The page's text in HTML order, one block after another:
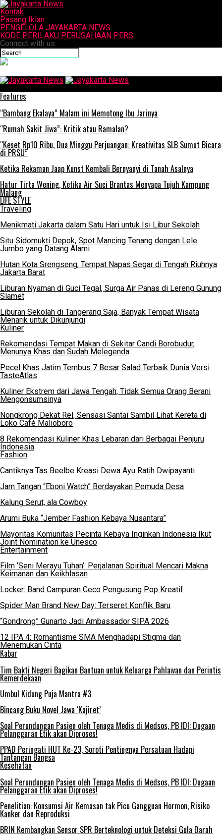
Kontak
Pasang Iklan
PENGELOLA JAYAKARTA NEWS
KODE PERILAKU PERUSAHAAN PERS
Connect with us
Features
“Bambang Ekalaya” Malam ini Memotong Ibu Jarinya
“Rumah Sakit Jiwa”: Kritik atau Ramalan?
“Keset Rp10 Ribu, Dua Minggu Perjuangan: Kreativitas SLB Sumut Bicara
di PRSU”
Ketika Rekaman Jaap Kunst Kembali Bernyanyi di Tanah Asalnya
Hatur Tirta Wening, Ketika Air Suci Brantas Menyapa Tujuh Kampung
Malang
LIFE STYLE
Traveling
Menikmati Jakarta dalam Satu Hari untuk Isi Libur Sekolah
Situ Sidomukti Depok, Spot Mancing Tenang dengan Lele
Jumbo yang Datang Alami
Hutan Kota Srengseng, Tempat Napas Segar di Tengah Riuhnya
Jakarta Barat
Liburan Nyaman di Guci Tegal, Surga Air Panas di Lereng Gunung
Slamet
Liburan Sekolah di Tangerang Saja, Banyak Tempat Wisata
Menarik untuk Dikunjungi
Kuliner
Rekomendasi Tempat Makan di Sekitar Candi Borobudur,
Menunya Khas dan Sudah Melegenda
Pecel Khas Jatim Tembus 7 Besar Salad Terbaik Dunia Versi
TasteAtlas
Kuliner Ekstrem dari Jawa Tengah, Tidak Semua Orang Berani
Mengonsumsinya
Nongkrong Dekat Rel, Sensasi Santai Sambil Lihat Kereta di
Loko Café Malioboro
8 Rekomendasi Kuliner Khas Lebaran dari Berbagai Penjuru
Indonesia
Fashion
Cantiknya Tas Beelbe Kreasi Dewa Ayu Ratih Dwipayanti
Jam Tangan “Eboni Watch” Berdayakan Pemuda Desa
Kalung Serut, ala Cowboy
Arumi Buka “Jember Fashion Kebaya Nusantara”
Mayoritas Komunitas Pecinta Kebaya Inginkan Indonesia Ikut
Joint Nomination ke Unesco
Entertainment
Film ‘Seni Merayu Tuhan’: Perjalanan Spiritual Mencari Makna
Keimanan dan Keikhlasan
Locker: Band Campuran Ceco Pengusung Pop Kreatif
Spider Man Brand New Day: Terseret Konflik Baru
“Gondrong” Gunarto Jadi Ambassador SIPA 2026
12 IPA 4: Romantisme SMA Menghadapi Stigma dan
Menemukan Cinta
Kabar
Tim Bakti Negeri Bagikan Bantuan untuk Keluarga Pahlawan dan Perintis
Kemerdekaan
Umbul Kidung Puja Mantra #3
Bincang Buku Novel Jawa ‘Kajiret’
Soal Perundungan Pasien oleh Tenaga Medis di Medsos, PB IDI: Dugaan
Pelanggaran Etik akan Diproses!
PPAD Peringati HUT Ke-23, Soroti Pentingnya Persatuan Hadapi
Tantangan Bangsa
Kesehatan
Soal Perundungan Pasien oleh Tenaga Medis di Medsos, PB IDI: Dugaan
Pelanggaran Etik akan Diproses!
Penelitian: Konsumsi Air Kemasan tak Picu Gangguan Hormon, Risiko
Kanker dan Reproduksi
BRIN Kembangkan Sensor SPR Berteknologi untuk Deteksi Gula Darah